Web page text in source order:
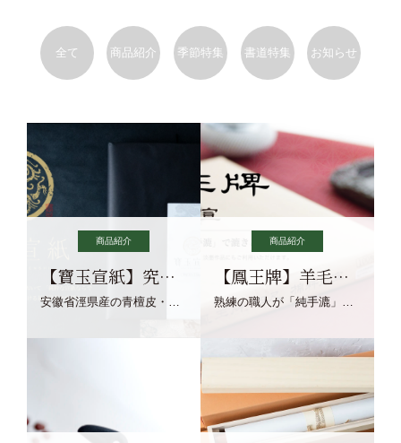
全て 商品紹介 季節特集 書道特集 お知らせ
商品紹介
【寶玉宣紙】究極の純粋な宣紙を目指す寶玉宣紙
商品紹介
【鳳王牌】羊毛筆×濃墨での揮毫に最適な宣紙系画仙紙